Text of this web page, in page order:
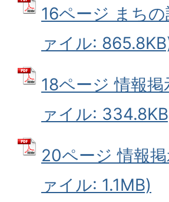
16ページ まち
ァイル:
18ページ 情報
ァイル:
20ページ 情報
ァイル: 1.1MB)